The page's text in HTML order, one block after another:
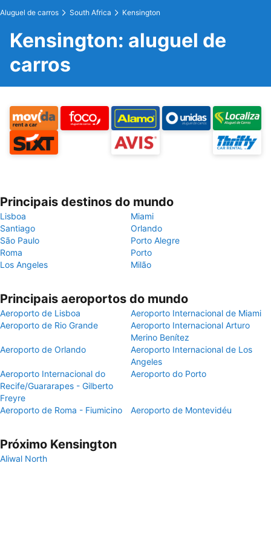
Aluguel de carros South Africa Kensington
Kensington: aluguel de
carros
Principais destinos do mundo
Lisboa
Miami
Santiago
Orlando
São Paulo
Porto Alegre
Roma
Porto
Los Angeles
Milão
Principais aeroportos do mundo
Aeroporto de Lisboa
Aeroporto Internacional de Miami
Aeroporto de Rio Grande
Aeroporto Internacional Arturo
Merino Benítez
Aeroporto de Orlando
Aeroporto Internacional de Los
Angeles
Aeroporto Internacional do
Recife/Guararapes - Gilberto
Freyre
Aeroporto do Porto
Aeroporto de Roma - Fiumicino Aeroporto de Montevidéu
Próximo Kensington
Aliwal North